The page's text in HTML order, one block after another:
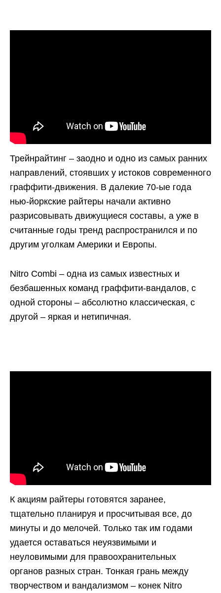
Трейнрайтинг – заодно и одно из самых ранних
направлений, стоявших у истоков современного
граффити-движения. В далекие 70-ые года
нью-йоркские райтеры начали активно
разрисовывать движущиеся составы, а уже в
считанные годы тренд распространился и по
другим уголкам Америки и Европы.
Nitro Combi – одна из самых известных и
безбашенных команд граффити-вандалов, с
одной стороны – абсолютно классическая, с
другой – яркая и нетипичная.
К акциям райтеры готовятся заранее,
тщательно планируя и просчитывая все, до
минуты и до мелочей. Только так им годами
удается оставаться неуязвимыми и
неуловимыми для правоохранительных
органов разных стран. Тонкая грань между
творчеством и вандализмом – конек Nitro